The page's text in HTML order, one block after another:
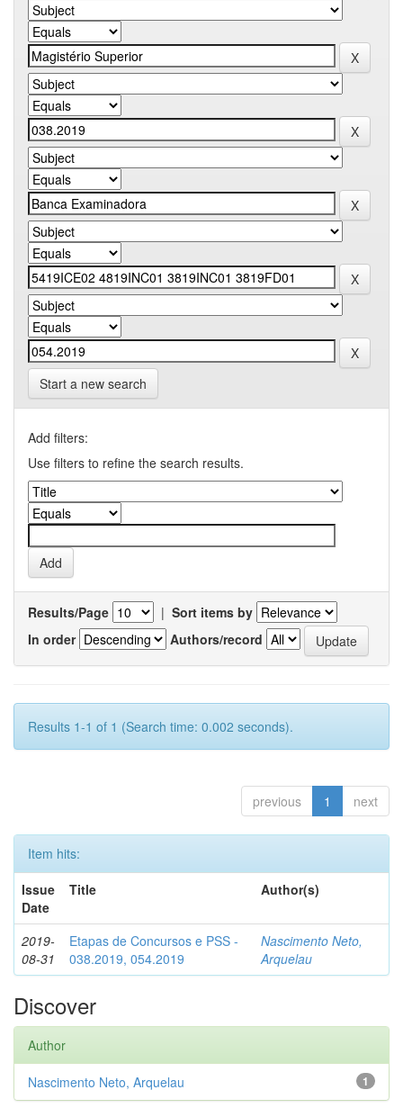
Start a new search
Add filters:
Use filters to refine the search results.
Results/Page | Sort items by
In order
Authors/record
Results 1-1 of 1 (Search time: 0.002 seconds).
previous 1 next
Item hits:
Issue
Date
Title Author(s)
2019-
08-31
Etapas de Concursos e PSS -
038.2019, 054.2019
Nascimento Neto,
Arquelau
Discover
Author
1
Nascimento Neto, Arquelau